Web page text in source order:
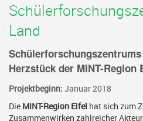
Land
Herzstück der MINT-Region
Projektbeginn: Januar 2018
Die MINT-Region Eifel hat sich zum
Zusammenwirken zahlreicher